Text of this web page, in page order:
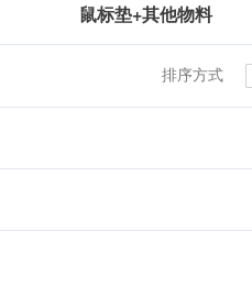
鼠标垫+其他物料
排序方式